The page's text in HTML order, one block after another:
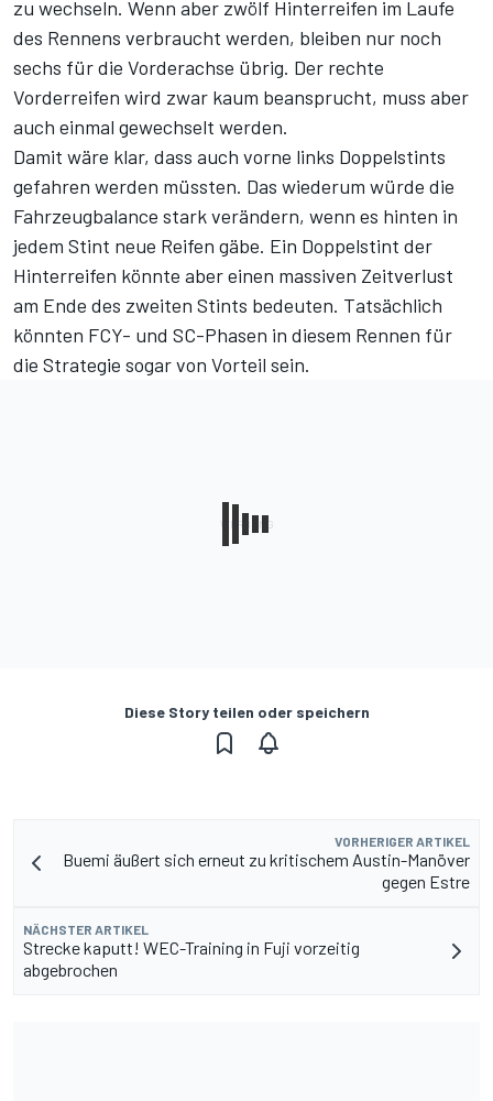
zu wechseln. Wenn aber zwölf Hinterreifen im Laufe
des Rennens verbraucht werden, bleiben nur noch
sechs für die Vorderachse übrig. Der rechte
Vorderreifen wird zwar kaum beansprucht, muss aber
auch einmal gewechselt werden.
Damit wäre klar, dass auch vorne links Doppelstints
gefahren werden müssten. Das wiederum würde die
Fahrzeugbalance stark verändern, wenn es hinten in
jedem Stint neue Reifen gäbe. Ein Doppelstint der
Hinterreifen könnte aber einen massiven Zeitverlust
am Ende des zweiten Stints bedeuten. Tatsächlich
könnten FCY- und SC-Phasen in diesem Rennen für
die Strategie sogar von Vorteil sein.
Diese Story teilen oder speichern
VORHERIGER ARTIKEL
Buemi äußert sich erneut zu kritischem Austin-Manöver
gegen Estre
NÄCHSTER ARTIKEL
Strecke kaputt! WEC-Training in Fuji vorzeitig
abgebrochen